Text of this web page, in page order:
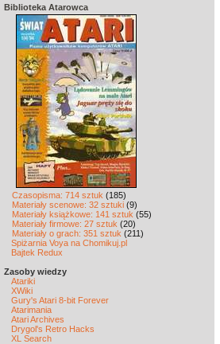
Biblioteka Atarowca
Czasopisma: 714 sztuk (185)
Materiały scenowe: 32 sztuki (9)
Materiały książkowe: 141 sztuk (55)
Materiały firmowe: 27 sztuk (20)
Materiały o grach: 351 sztuk (211)
Spiżarnia Voya na Chomikuj.pl
Bajtek Redux
Zasoby wiedzy
Atariki
XWiki
Gury's Atari 8-bit Forever
Atarimania
Atari Archives
Drygol's Retro Hacks
XL Search